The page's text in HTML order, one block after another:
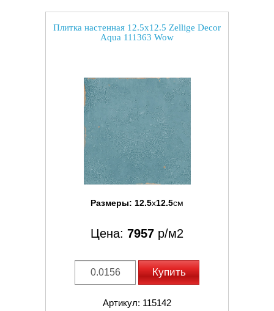
Плитка настенная 12.5x12.5 Zellige Decor
Aqua 111363 Wow
Размеры: 12.5x12.5см
Цена: 7957 р/м2
Купить
Артикул: 115142